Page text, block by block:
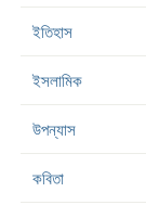
ইতিহাস
ইসলামিক
উপন্যাস
কবিতা